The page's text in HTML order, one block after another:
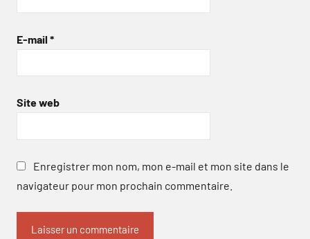
E-mail *
Site web
Enregistrer mon nom, mon e-mail et mon site dans le
navigateur pour mon prochain commentaire.